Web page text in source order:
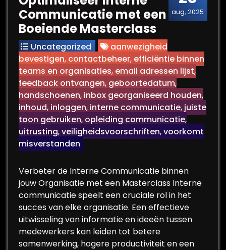
aug, 2025
Communicatie met een
Boeiende Masterclass
Uncategorized
aanwezigheid
bevestigen, contactbeheer, efficiëntie binnen
teams en organisaties, email adressen lijst,
feedback ontvangen, geboortedatum,
handschoenen, inbox georganiseerd houden,
inhoud, inloggen, interne communicatie, juiste
toon gebruiken, opleiding communicatie,
uitrusting,veiligheidsvoorschriften,voorkomt
misverstanden
Verbeter de Interne Communicatie binnen
jouw Organisatie met een Masterclass Interne
communicatie speelt een cruciale rol in het
succes van elke organisatie. Een effectieve
uitwisseling van informatie en ideeën tussen
medewerkers kan leiden tot betere
samenwerking, hogere productiviteit en een